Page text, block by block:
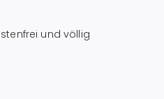
und völlig